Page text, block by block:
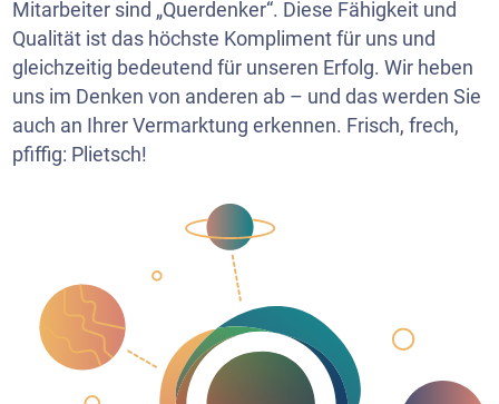
Mitarbeiter sind „Querdenker“. Diese Fähigkeit und
Qualität ist das höchste Kompliment für uns und
gleichzeitig bedeutend für unseren Erfolg. Wir heben
uns im Denken von anderen ab – und das werden Sie
auch an Ihrer Vermarktung erkennen. Frisch, frech,
pfiffig: Plietsch!